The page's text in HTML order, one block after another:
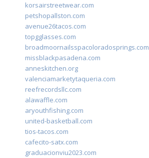
korsairstreetwear.com
petshopallston.com
avenue26tacos.com
topgglasses.com
broadmoornailsspacoloradosprings.com
missblackpasadena.com
anneskitchen.org
valenciamarketytaqueria.com
reefrecordsllc.com
alawaffle.com
aryouthfishing.com
united-basketball.com
tios-tacos.com
cafecito-satx.com
graduacionviu2023.com